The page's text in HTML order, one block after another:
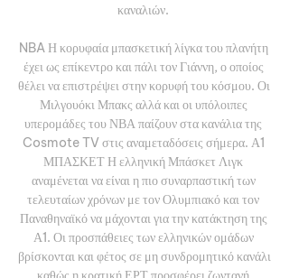
καναλιών.
NBA Η κορυφαία μπασκετική λίγκα του πλανήτη
έχει ως επίκεντρο και πάλι τον Γιάννη, ο οποίος
θέλει να επιστρέψει στην κορυφή του κόσμου. Οι
Μιλγουόκι Μπακς αλλά και οι υπόλοιπες
υπερομάδες του ΝΒΑ παίζουν στα κανάλια της
Cosmote TV στις αναμεταδόσεις σήμερα. Α1
ΜΠΑΣΚΕΤ Η ελληνική Μπάσκετ Λιγκ
αναμένεται να είναι η πιο συναρπαστική των
τελευταίων χρόνων με τον Ολυμπιακό και τον
Παναθηναϊκό να μάχονται για την κατάκτηση της
Α1. Οι προσπάθειες των ελληνικών ομάδων
βρίσκονται και φέτος σε μη συνδρομητικό κανάλι